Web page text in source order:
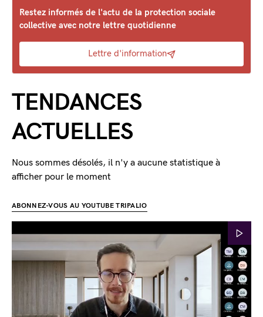
Restez informés de l'actu de la protection sociale
collective avec notre lettre quotidienne
Lettre d'information
TENDANCES
ACTUELLES
Nous sommes désolés, il n'y a aucune statistique à
afficher pour le moment
ABONNEZ-VOUS AU YOUTUBE TRIPALIO